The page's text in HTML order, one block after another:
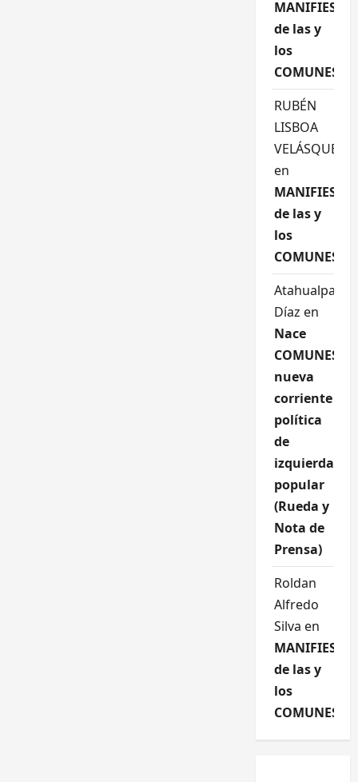
MANIFIESTO
de las y
los
COMUNES
RUBÉN
LISBOA
VELÁSQUEZ
en
MANIFIESTO
de las y
los
COMUNES
Atahualpa
Díaz en
Nace
COMUNES,
nueva
corriente
política
de
izquierda
popular
(Rueda y
Nota de
Prensa)
Roldan
Alfredo
Silva en
MANIFIESTO
de las y
los
COMUNES